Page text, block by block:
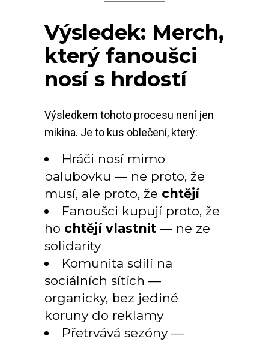
Výsledek: Merch,
který fanoušci
nosí s hrdostí
Výsledkem tohoto procesu není jen
mikina. Je to kus oblečení, který:
Hráči nosí mimo
palubovku — ne proto, že
musí, ale proto, že chtějí
Fanoušci kupují proto, že
ho chtějí vlastnit — ne ze
solidarity
Komunita sdílí na
sociálních sítích —
organicky, bez jediné
koruny do reklamy
Přetrvává sezóny —